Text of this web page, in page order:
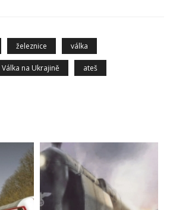
železnice válka
Válka na Ukrajině ateš